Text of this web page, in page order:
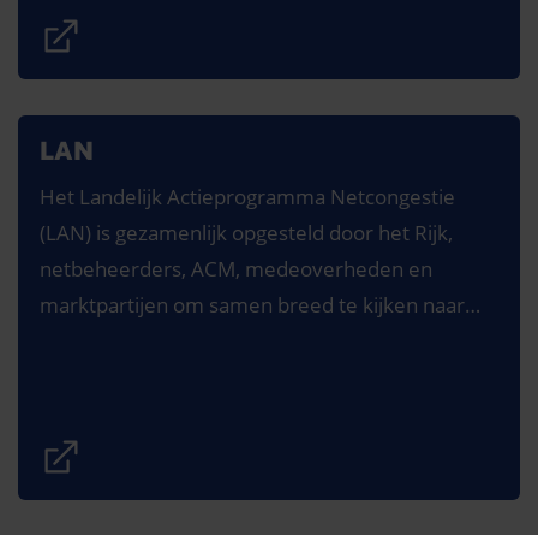
LAN
Het Landelijk Actieprogramma Netcongestie
(LAN) is gezamenlijk opgesteld door het Rijk,
netbeheerders, ACM, medeoverheden en
marktpartijen om samen breed te kijken naar